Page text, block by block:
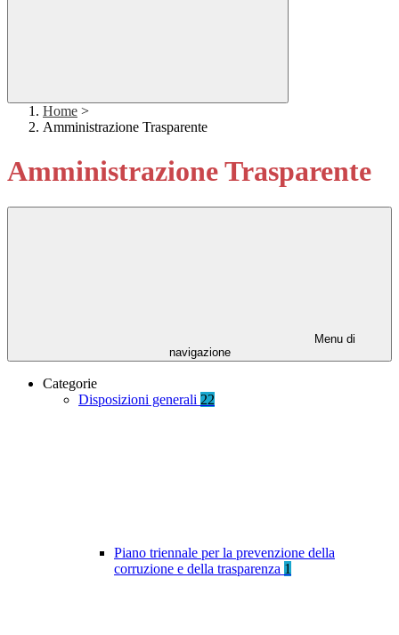
Home >
Amministrazione Trasparente
Amministrazione Trasparente
Menu di
navigazione
Categorie
Disposizioni generali 22
Piano triennale per la prevenzione della
corruzione e della trasparenza 1